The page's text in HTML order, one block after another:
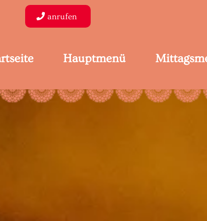
anrufen
Hauptmenü